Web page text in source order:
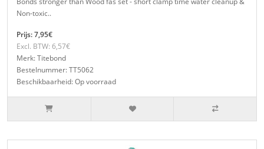
Non-toxic..
Prijs: 7,95€
Excl. BTW: 6,57€
Merk: Titebond
Bestelnummer: TT5062
Beschikbaarheid: Op voorraad